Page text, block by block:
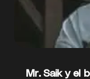
Mr. Saik y el